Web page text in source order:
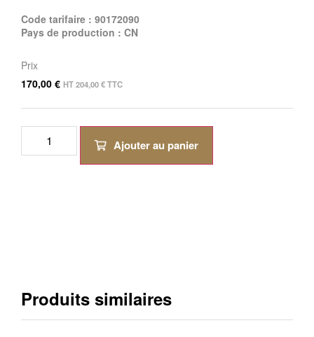
Code tarifaire : 90172090
Pays de production : CN
Prix
170,00 € HT204,00€TTC
Ajouter au panier
Produits similaires